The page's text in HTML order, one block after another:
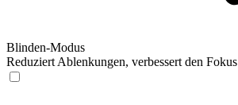
Blinden-Modus
Reduziert Ablenkungen, verbessert den Fokus